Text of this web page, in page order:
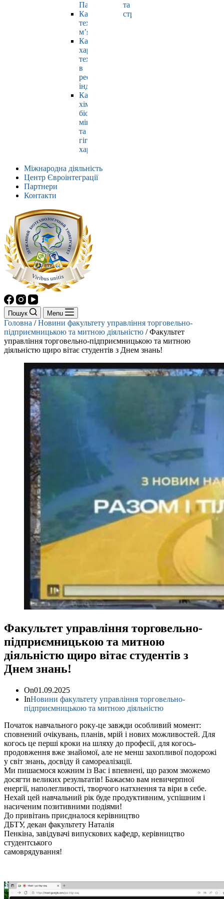
Павлюк
Кафедра
технології
м’яса
Кафедра
харчових
технологій
в
ресторанній
індустрії
Кафедра
хімії,
біохімії,
мікробіології
та
гігієни
харчування
та
страхування
Міжнародна діяльність
Центр Євроінтеграції
Партнери
Контакти
Пошук Menu
Головна /Новини факультету управління торговельно-
підприємницькою та митною діяльністю /Факультет
управління торговельно-підприємницькою та митною
діяльністю щиро вітає студентів з Днем знань!
Факультет управління торговельно-
підприємницькою та митною
діяльністю щиро вітає студентів з
Днем знань!
On01.09.2025
InНовини факультету управління торговельно-
підприємницькою та митною діяльністю
Початок навчального року-це завжди особливий момент:
сповнений очікувань, планів, мрій і нових можливостей. Для
когось це перші кроки на шляху до професії, для когось-
продовження вже знайомої, але не менш захопливої подорожі
у світ знань, досвіду й самореалізації.
Ми пишаємося кожним із Вас і впевнені, що разом зможемо
досягти великих результатів! Бажаємо вам невичерпної
енергії, наполегливості, творчого натхнення та віри в себе.
Нехай цей навчальний рік буде продуктивним, успішним і
насиченим позитивними подіями!
До привітань приєдналося керівництво
ДБТУ, декан факультету Наталія
Пенкіна, завідувачі випускових кафедр, керівництво
студентського
самоврядування!